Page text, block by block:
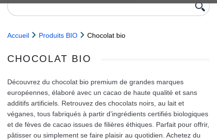
Accueil Produits BIO Chocolat bio
CHOCOLAT BIO
Découvrez du chocolat bio premium de grandes marques
européennes, élaboré avec un cacao de haute qualité et sans
additifs artificiels. Retrouvez des chocolats noirs, au lait et
véganes, tous fabriqués à partir d’ingrédients certifiés biologiques
et de fèves de cacao issues de filières éthiques. Parfait pour offrir,
pâtisser ou simplement se faire plaisir au quotidien. Achetez du